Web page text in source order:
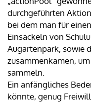
durchgeführten
bei dem man für
Einsackeln von
Augartenpark, sowie
zusammenkamen,
sammeln.
Ein anfängliches
könnte, genug